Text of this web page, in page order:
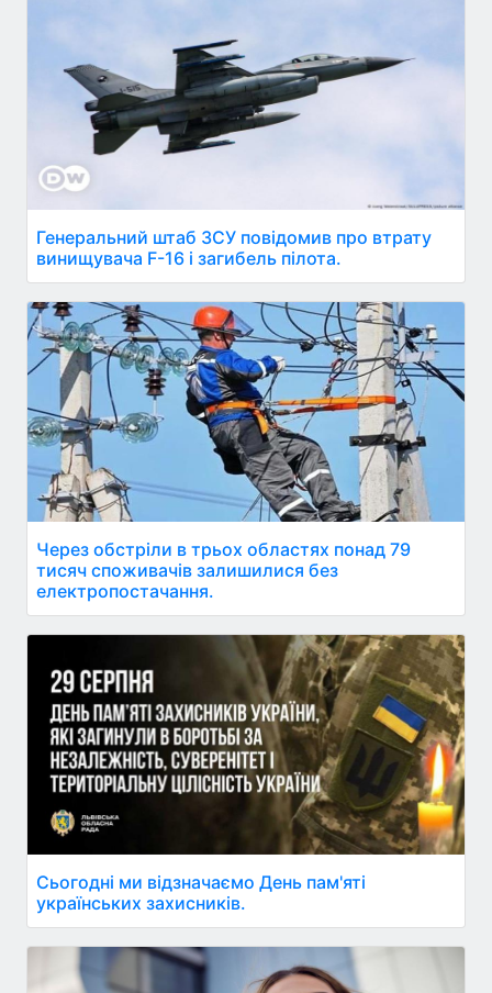
Генеральний штаб ЗСУ повідомив про втрату
винищувача F-16 і загибель пілота.
Через обстріли в трьох областях понад 79
тисяч споживачів залишилися без
електропостачання.
Сьогодні ми відзначаємо День пам'яті
українських захисників.